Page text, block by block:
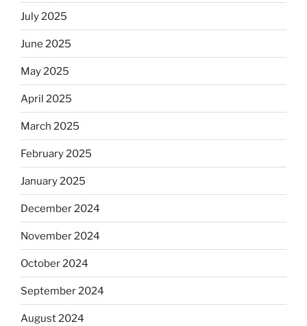
July 2025
June 2025
May 2025
April 2025
March 2025
February 2025
January 2025
December 2024
November 2024
October 2024
September 2024
August 2024